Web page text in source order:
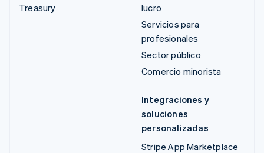
Treasury
lucro
Servicios para
profesionales
Sector público
Comercio minorista
Integraciones y
soluciones
personalizadas
Stripe App Marketplace